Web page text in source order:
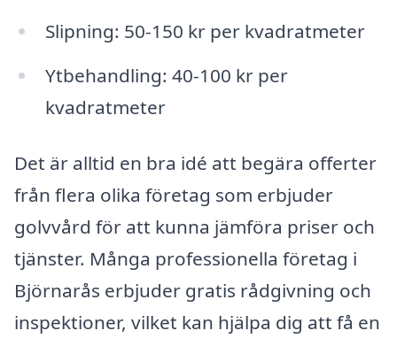
Slipning: 50-150 kr per kvadratmeter
Ytbehandling: 40-100 kr per
kvadratmeter
Det är alltid en bra idé att begära offerter
från flera olika företag som erbjuder
golvvård för att kunna jämföra priser och
tjänster. Många professionella företag i
Björnarås erbjuder gratis rådgivning och
inspektioner, vilket kan hjälpa dig att få en